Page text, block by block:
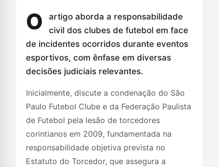
O
artigo aborda a responsabilidade
civil dos clubes de futebol em face
de incidentes ocorridos durante eventos
esportivos, com ênfase em diversas
decisões judiciais relevantes.
Inicialmente, discute a condenação do São
Paulo Futebol Clube e da Federação Paulista
de Futebol pela lesão de torcedores
corintianos em 2009, fundamentada na
responsabilidade objetiva prevista no
Estatuto do Torcedor, que assegura a